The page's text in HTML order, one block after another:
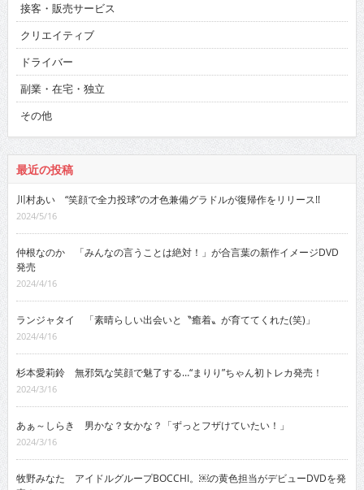
接客・販売サービス
クリエイティブ
ドライバー
副業・在宅・独立
その他
最近の投稿
川村あい “笑顔で全力投球”の才色兼備グラドルが復帰作をリリース!!
2024/5/16
仲根なのか 「みんなの言うことは絶対！」が合言葉の新作イメージDVD
発売
2024/4/16
ランジャタイ 「素晴らしい出会いと〝癒着〟が育ててくれた(笑)」
2024/4/16
杉本愛莉鈴 無邪気な笑顔で魅了する…“まりり”ちゃん初トレカ発売！
2024/3/16
あぁ～しらき 男かな？女かな？「ずっとフザけていたい！」
2024/3/16
牧野みなた アイドルグループBOCCHI。￼の黄色担当がデビューDVDを発